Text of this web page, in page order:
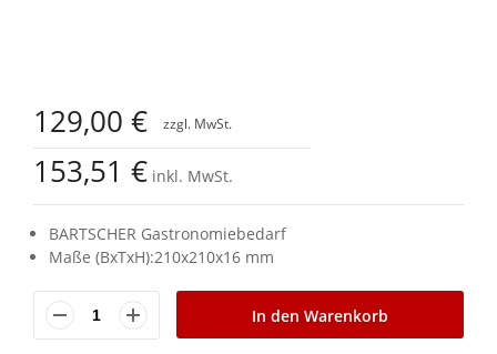
der
Bildgalerie
springen
129,00 €
153,51 € inkl. MwSt.
BARTSCHER Gastronomiebedarf
Maße (BxTxH):210x210x16 mm
In den Warenkorb